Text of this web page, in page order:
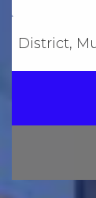
District,